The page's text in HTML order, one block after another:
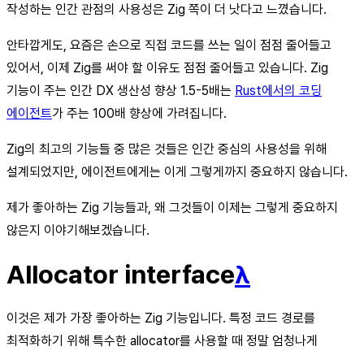
작성하는 인간 관점의 사용성은 Zig 쪽이 더 낫다고 느꼈습니다.
안타깝게도, 요즘은 손으로 직접 코드를 쓰는 일이 점점 줄어들고
있어서, 이제 Zig를 써야 할 이유도 점점 줄어들고 있습니다. Zig
기능이 주는 인간 DX 생산성 향상 1.5-5배는 Rust에서의 코딩
에이전트가 주는 100배 향상에 가려집니다.
Zig의 최고의 기능들 중 많은 것들은 인간 중심의 사용성을 위해
설계되었지만, 에이전트에게는 이게 그렇게까지 중요하지 않습니다.
제가 좋아하는 Zig 기능들과, 왜 그것들이 이제는 그렇게 중요하지
않은지 이야기해보겠습니다.
Allocator interfaceλ
이것은 제가 가장 좋아하는 Zig 기능입니다. 특정 코드 경로를
최적화하기 위해 특수한 allocator를 사용할 때 정말 엄청나게